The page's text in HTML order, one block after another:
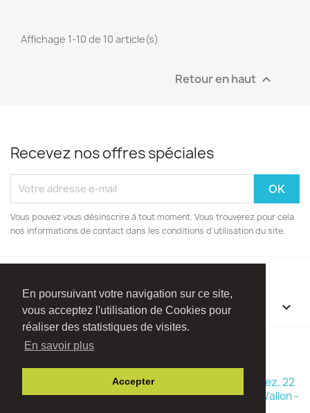
En poursuivant votre navigation sur ce site,
vous acceptez l'utilisation de Cookies pour
réaliser des statistiques de visites.
En savoir plus
Accepter
Affichage 1-10 de 10 article(s)
Retour en haut 
Recevez nos offres spéciales
Vous pouvez vous désinscrire à tout moment. Vous trouverez pour cela
nos informations de contact dans les conditions d'utilisation du site.
INFORMATIONS 
FacebookInstagram
© 2026 - Boutique Madame Framboise - Rue Ry d'Hez, 22
1470 Baisy-Thy (Commune de Genappe - Brabant Wallon -